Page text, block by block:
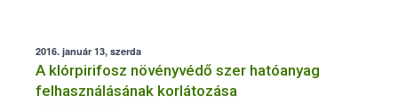
2016. január 13, szerda
A klórpirifosz növényvédő szer hatóanyag
felhasználásának korlátozása